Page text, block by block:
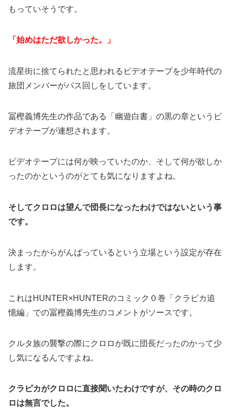
もっていそうです。
「始めはただ欲しかった。」
流星街に捨てられたと思われるビデオテープを少年時代の
旅団メンバーがパス回しをしています。
冨樫義博先生の作品である「幽遊白書」の黒の章というビ
デオテープが連想されます。
ビデオテープには何が映っていたのか、そして何が欲しか
ったのかというのがとても気になりますよね。
そしてクロロは望んで団長になったわけではないという事
です。
決まったからがんばっているという立場という設定が存在
します。
これはHUNTER×HUNTERのコミック０巻「クラピカ追
憶編」での冨樫義博先生のコメントがソースです。
クルタ族の襲撃の際にクロロが既に団長だったのかって少
し気になるんですよね。
クラピカがクロロに直接聞いたわけですが、その時のクロ
ロは無言でした。